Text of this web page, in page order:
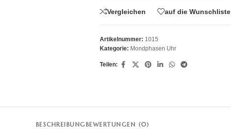
Vergleichen auf die Wunschliste
Artikelnummer: 1015
Kategorie: Mondphasen Uhr
Teilen:
BESCHREIBUNG BEWERTUNGEN (0)